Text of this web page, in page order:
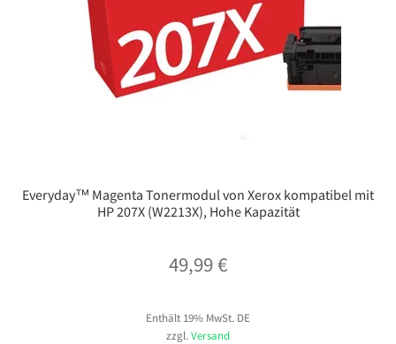
Everyday™ Magenta Tonermodul von Xerox kompatibel mit
HP 207X (W2213X), Hohe Kapazität
49,99€
Enthält 19% MwSt. DE
zzgl.Versand